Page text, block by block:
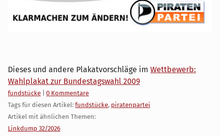
Dieses und andere Plakatvorschläge im Wettbewerb:
Wahlplakat zur Bundestagswahl 2009
Kategorien:
fundstücke
0 Kommentare
Tags für diesen Artikel: fundstücke, piratenpartei
Artikel mit ähnlichen Themen:
Linkdump 32/2026